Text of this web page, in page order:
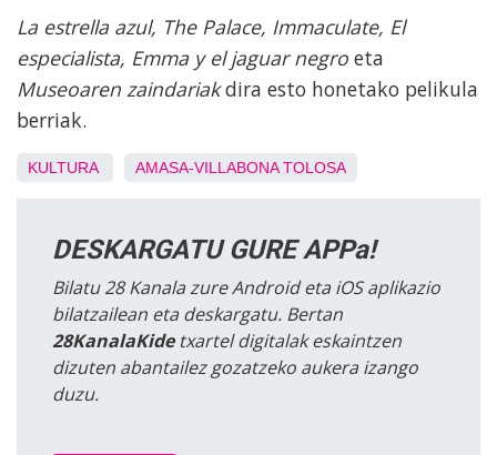
La estrella azul, The Palace, Immaculate, El
especialista, Emma y el jaguar negro eta
Museoaren zaindariakdira esto honetako pelikula
berriak.
KULTURA AMASA-VILLABONA TOLOSA
DESKARGATU GURE APPa!
Bilatu 28 Kanala zure Android eta iOS aplikazio
bilatzailean eta deskargatu. Bertan
28KanalaKidetxartel digitalak eskaintzen
dizuten abantailez gozatzeko aukera izango
duzu.